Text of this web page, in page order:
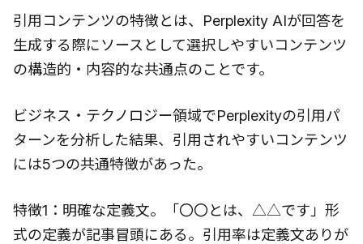
引用コンテンツの特徴とは、Perplexity AIが回答を
生成する際にソースとして選択しやすいコンテンツ
の構造的・内容的な共通点のことです。
ビジネス・テクノロジー領域でPerplexityの引用パ
ターンを分析した結果、引用されやすいコンテンツ
には5つの共通特徴があった。
特徴1：明確な定義文。「〇〇とは、△△です」形
式の定義が記事冒頭にある。引用率は定義文ありが